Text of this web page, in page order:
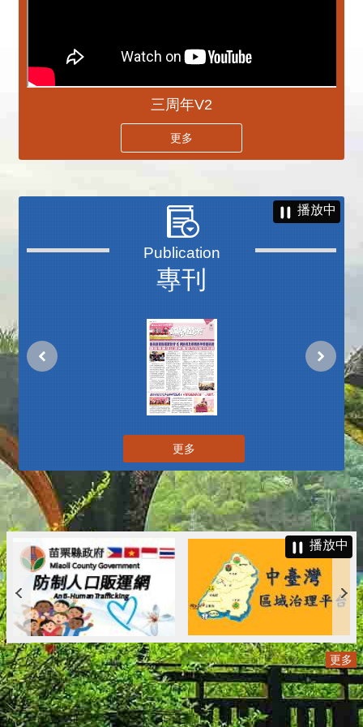
三周年V2
更多
專刊
播放中
更多
播放中
更多